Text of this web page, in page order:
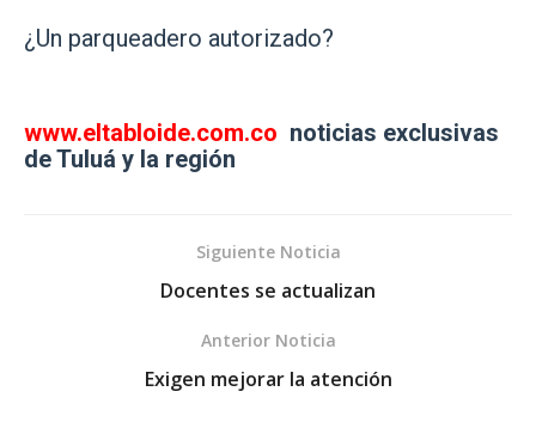
¿Un parqueadero autorizado?
www.eltabloide.com.co noticias exclusivas
de Tuluá y la región
Siguiente Noticia
Docentes se actualizan
Anterior Noticia
Exigen mejorar la atención